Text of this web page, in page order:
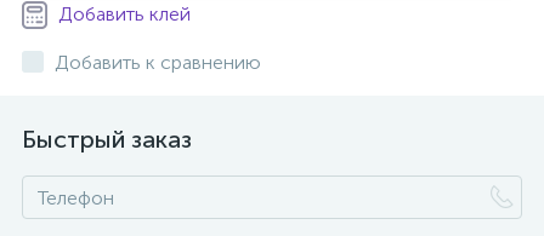
Добавить клей
Добавить к сравнению
Быстрый заказ